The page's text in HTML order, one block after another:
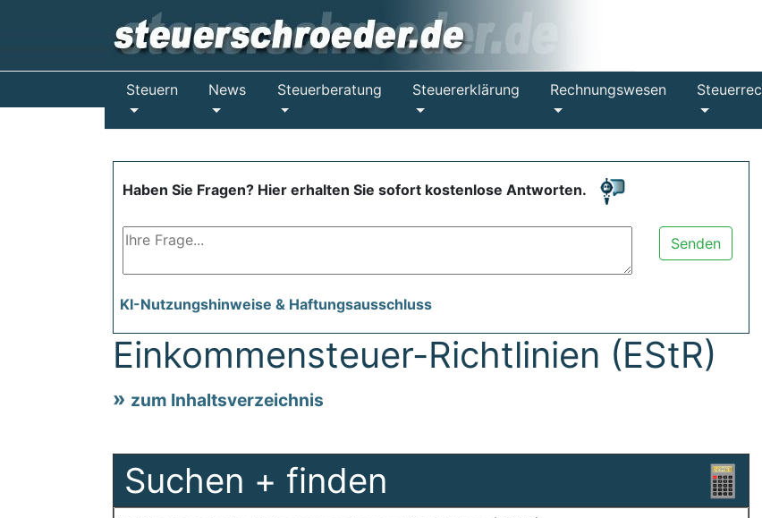
Steuern News Steuerberatung Steuererklärung Rechnungswesen
Haben Sie Fragen? Hier erhalten Sie sofort kostenlose Antworten.
Senden
KI-Nutzungshinweise & Haftungsausschluss
Einkommensteuer-Richtlinien (EStR)
zum Inhaltsverzeichnis
Suchen + finden